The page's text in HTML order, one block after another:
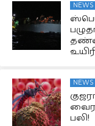
NEWS
NEWS
பலி!